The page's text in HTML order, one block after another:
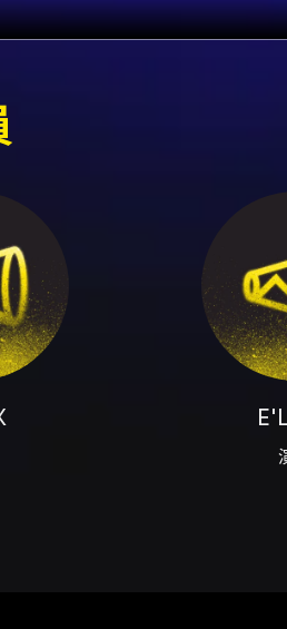
有效身心障礙證明正本，必要陪
員紀念海報（無簽名） - 親簽拍
退票酌收票面金額 5% 手續費 - 實
全家取票，若需退票仍須先至全家
付款，否則訂單會被取消。 - 身
案二）：購票後第 3 日內可申請
說明辦理，實體票退票需郵寄票
屬容器、雷射筆、煙火或其他危
，遺失或毀損恕不補發；如有票
價轉售之情形，將依相關法規追
- 付款注意事項：信用卡採 3D 驗
ATM 虛擬帳號。